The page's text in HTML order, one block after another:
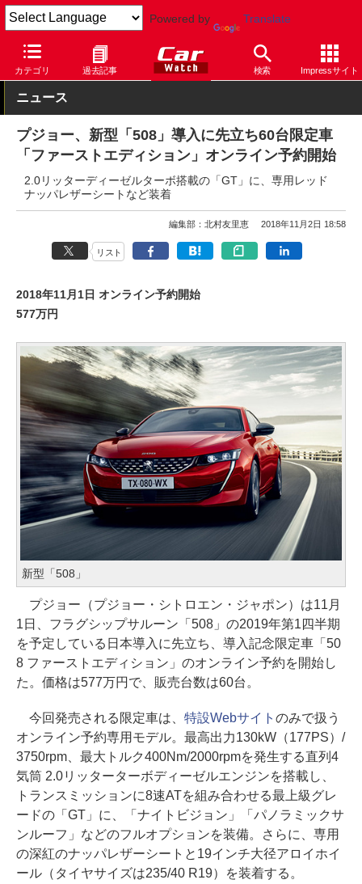
Powered by Translate
カテゴリ 過去記事 検索 Impressサイト
Car Watch 自動車 プジョー 508
ニュース
プジョー、新型「508」導入に先立ち60台限定車
「ファーストエディション」オンライン予約開始
2.0リッターディーゼルターボ搭載の「GT」に、専用レッド
ナッパレザーシートなど装着
編集部：北村友里恵 2018年11月2日 18:58
リスト
2018年11月1日 オンライン予約開始
577万円
新型「508」
プジョー（プジョー・シトロエン・ジャポン）は11月
1日、フラグシップサルーン「508」の2019年第1四半期
を予定している日本導入に先立ち、導入記念限定車「50
8 ファーストエディション」のオンライン予約を開始し
た。価格は577万円で、販売台数は60台。
今回発売される限定車は、 特設Webサイト のみで扱う
オンライン予約専用モデル。最高出力130kW（177PS）/
3750rpm、最大トルク400Nm/2000rpmを発生する直列4
気筒 2.0リッターターボディーゼルエンジンを搭載し、
トランスミッションに8速ATを組み合わせる最上級グレ
ードの「GT」に、「ナイトビジョン」「パノラミックサ
ンルーフ」などのフルオプションを装備。さらに、専用
の深紅のナッパレザーシートと19インチ大径アロイホイ
ール（タイヤサイズは235/40 R19）を装着する。